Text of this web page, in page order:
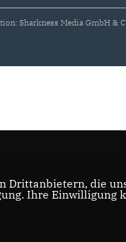
Sharkness Media GmbH &
Drittanbietern, die
Ihre Einwilligung